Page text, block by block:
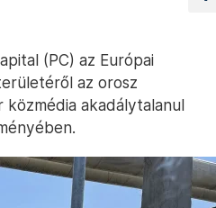
(PC) az Európai
az orosz
akadálytalanul